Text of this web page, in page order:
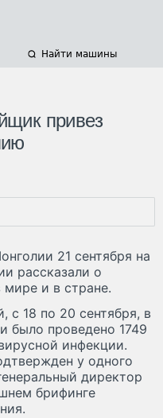
Найти машины
привез
21 сентября на
рассказали о
и в стране.
с 18 по 20 сентября, в
было проведено 1749
инфекции.
у одного
директор
брифинге